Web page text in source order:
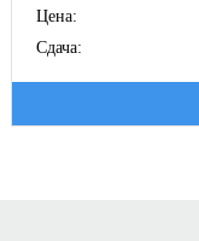
Цена:
Сдача: